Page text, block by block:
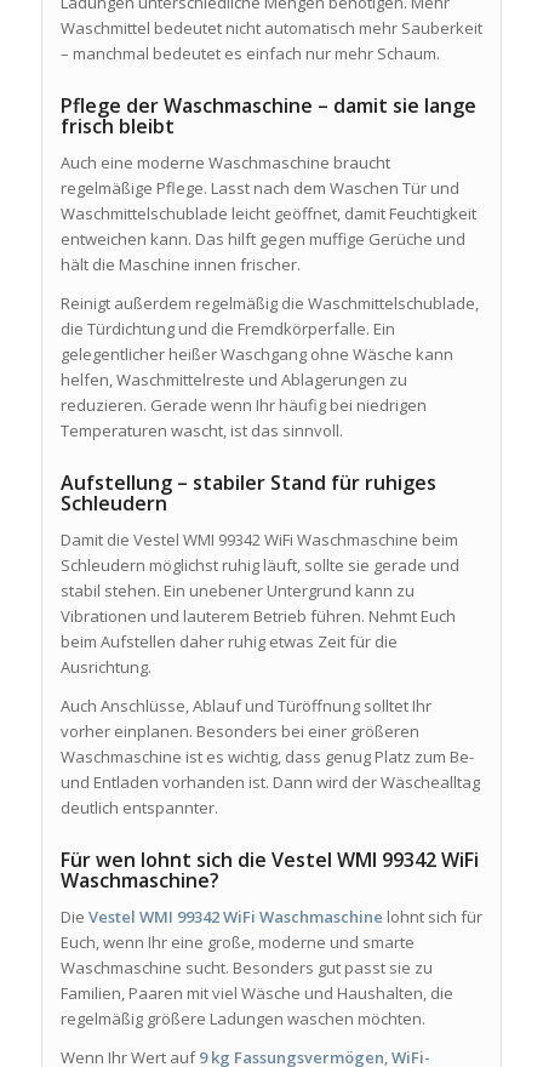
Waschmittel bedeutet nicht automatisch mehr Sauberkeit
– manchmal bedeutet es einfach nur mehr Schaum.
Pflege der Waschmaschine – damit sie lange
frisch bleibt
Auch eine moderne Waschmaschine braucht
regelmäßige Pflege. Lasst nach dem Waschen Tür und
Waschmittelschublade leicht geöffnet, damit Feuchtigkeit
entweichen kann. Das hilft gegen muffige Gerüche und
hält die Maschine innen frischer.
Reinigt außerdem regelmäßig die Waschmittelschublade,
die Türdichtung und die Fremdkörperfalle. Ein
gelegentlicher heißer Waschgang ohne Wäsche kann
helfen, Waschmittelreste und Ablagerungen zu
reduzieren. Gerade wenn Ihr häufig bei niedrigen
Temperaturen wascht, ist das sinnvoll.
Aufstellung – stabiler Stand für ruhiges
Schleudern
Damit die Vestel WMI 99342 WiFi Waschmaschine beim
Schleudern möglichst ruhig läuft, sollte sie gerade und
stabil stehen. Ein unebener Untergrund kann zu
Vibrationen und lauterem Betrieb führen. Nehmt Euch
beim Aufstellen daher ruhig etwas Zeit für die
Ausrichtung.
Auch Anschlüsse, Ablauf und Türöffnung solltet Ihr
vorher einplanen. Besonders bei einer größeren
Waschmaschine ist es wichtig, dass genug Platz zum Be-
und Entladen vorhanden ist. Dann wird der Wäschealltag
deutlich entspannter.
Für wen lohnt sich die Vestel WMI 99342 WiFi
Waschmaschine?
Die Vestel WMI 99342 WiFi Waschmaschine lohnt sich für
Euch, wenn Ihr eine große, moderne und smarte
Waschmaschine sucht. Besonders gut passt sie zu
Familien, Paaren mit viel Wäsche und Haushalten, die
regelmäßig größere Ladungen waschen möchten.
Wenn Ihr Wert auf9 kg Fassungsvermögen,WiFi-